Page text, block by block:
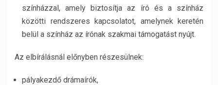
színházzal, amely biztosítja az író és a színház
közötti rendszeres kapcsolatot, amelynek keretén
belül a színház az írónak szakmai támogatást nyújt.
Az elbírálásnál előnyben részesülnek:
pályakezdő drámaírók,